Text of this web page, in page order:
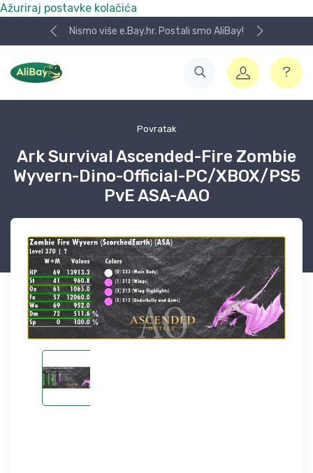
Ažuriraj postavke kolačića
Nismo više e.Bay.hr. Postali smo AliBay!
Povratak
Ark Survival Ascended-Fire Zombie
Wyvern-Dino-Official-PC/XBOX/PS5
PvE ASA-AAO